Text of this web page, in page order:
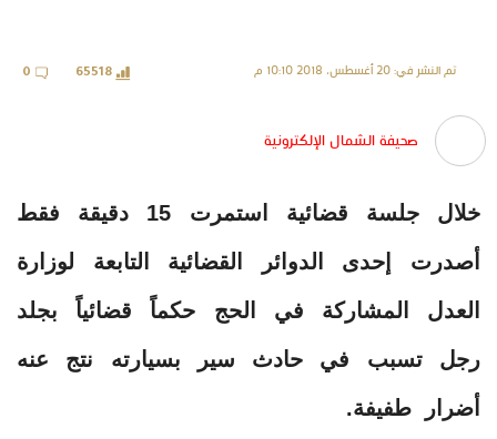
تم النشر في: 20 أغسطس، 2018 10:10 م 65518
0
صحيفة الشمال الإلكترونية
خلال جلسة قضائية استمرت 15 دقيقة فقط
أصدرت إحدى الدوائر القضائية التابعة لوزارة
العدل المشاركة في الحج حكماً قضائياً بجلد
رجل تسبب في حادث سير بسيارته نتج عنه
أضرار طفيفة.